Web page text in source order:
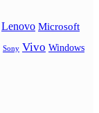
Lenovo Microsoft
Sony Vivo Windows